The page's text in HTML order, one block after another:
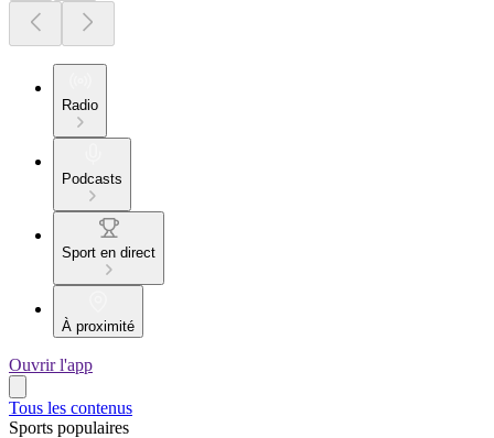
Radio
Podcasts
Sport en direct
À proximité
Ouvrir l'app
Tous les contenus
Sports populaires